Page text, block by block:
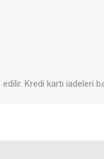
Kredi kartı iadeleri